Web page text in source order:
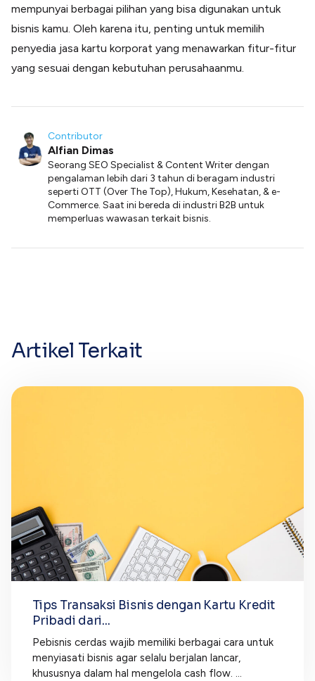
mempunyai berbagai pilihan yang bisa digunakan untuk
bisnis kamu. Oleh karena itu, penting untuk memilih
penyedia jasa kartu korporat yang menawarkan fitur-fitur
yang sesuai dengan kebutuhan perusahaanmu.
Contributor
Alfian Dimas
Seorang SEO Specialist & Content Writer dengan
pengalaman lebih dari 3 tahun di beragam industri
seperti OTT (Over The Top), Hukum, Kesehatan, & e-
Commerce. Saat ini bereda di industri B2B untuk
memperluas wawasan terkait bisnis.
Artikel Terkait
Tips Transaksi Bisnis dengan Kartu Kredit
Pribadi dari...
Pebisnis cerdas wajib memiliki berbagai cara untuk
menyiasati bisnis agar selalu berjalan lancar,
khususnya dalam hal mengelola cash flow. ...